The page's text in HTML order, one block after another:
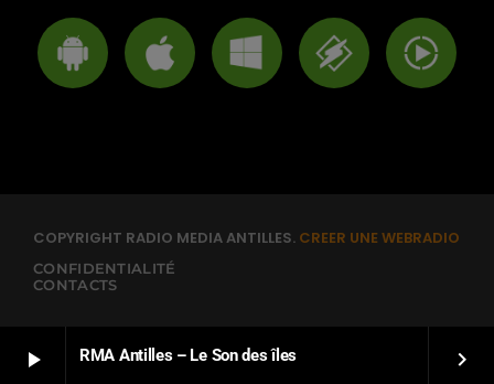
play_arrow RMA Antilles – Le Son des îles keyboard_arrow_right
COPYRIGHT RADIO MEDIA ANTILLES. CREER UNE WEBRADIO
CONFIDENTIALITÉ
CONTACTS